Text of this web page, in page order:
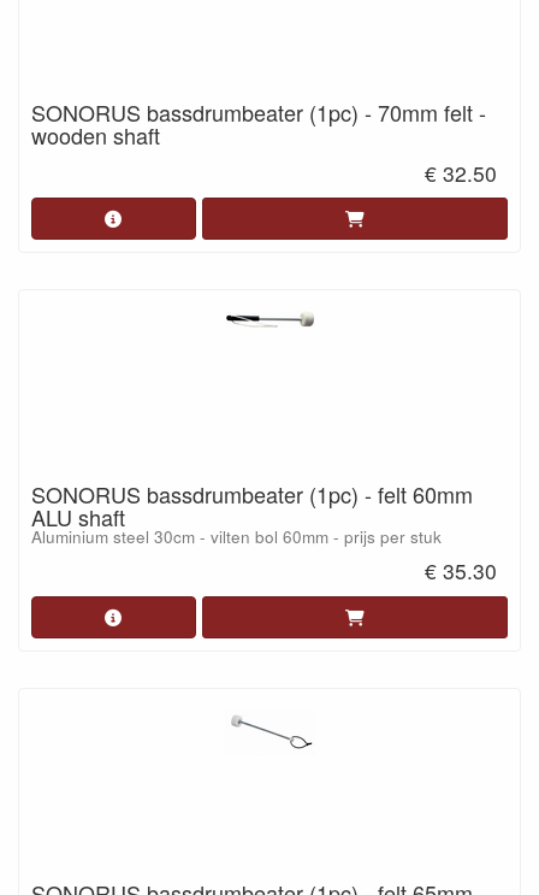
SONORUS bassdrumbeater (1pc) - 70mm felt -
wooden shaft
€ 32.50
SONORUS bassdrumbeater (1pc) - felt 60mm
ALU shaft
Aluminium steel 30cm - vilten bol 60mm - prijs per stuk
€ 35.30